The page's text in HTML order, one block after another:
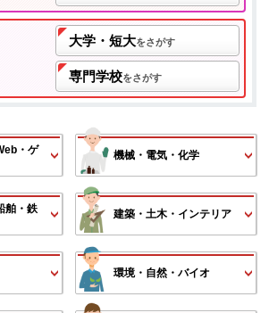
大学・短大をさがす
専門学校をさがす
・ゲ
機械・電気・化学
舶・鉄
建築・土木・インテリア
環境・自然・バイオ